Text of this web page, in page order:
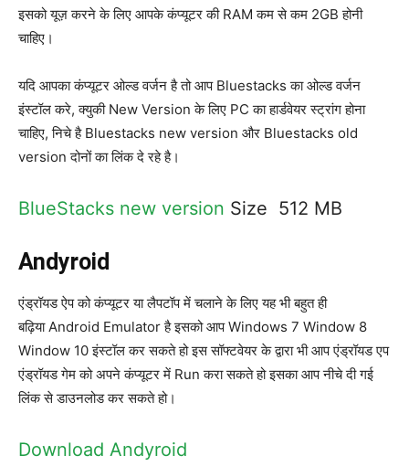
इसको यूज़ करने के लिए आपके कंप्यूटर की RAM कम से कम 2GB होनी
चाहिए।
यदि आपका कंप्यूटर ओल्ड वर्जन है तो आप Bluestacks का ओल्ड वर्जन
इंस्टॉल करे, क्युकी New Version के लिए PC का हार्डवेयर स्ट्रांग होना
चाहिए, निचे है Bluestacks new version और Bluestacks old
version दोनों का लिंक दे रहे है।
BlueStacks new version Size 512 MB
Andyroid
एंड्रॉयड ऐप को कंप्यूटर या लैपटॉप में चलाने के लिए यह भी बहुत ही
बढ़िया Android Emulator है इसको आप Windows 7 Window 8
Window 10 इंस्टॉल कर सकते हो इस सॉफ्टवेयर के द्वारा भी आप एंड्रॉयड एप
एंड्रॉयड गेम को अपने कंप्यूटर में Run करा सकते हो इसका आप नीचे दी गई
लिंक से डाउनलोड कर सकते हो।
Download Andyroid